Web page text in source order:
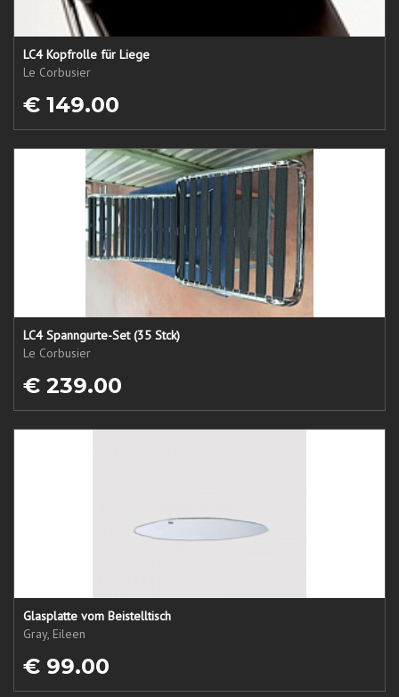
LC4 Kopfrolle für Liege
Le Corbusier
€ 149.00
LC4 Spanngurte-Set (35 Stck)
Le Corbusier
€ 239.00
Glasplatte vom Beistelltisch
Gray, Eileen
€ 99.00